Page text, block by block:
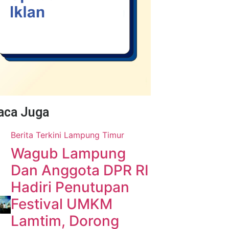
Juga
Berita Terkini Lampung Timur
Wagub Lampung
Dan Anggota DPR RI
Hadiri Penutupan
Festival UMKM
Lamtim, Dorong